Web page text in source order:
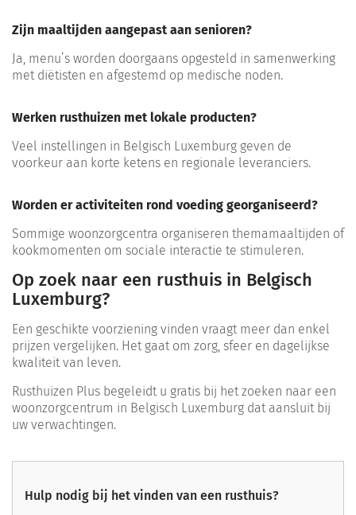
Zijn maaltijden aangepast aan senioren?
Ja, menu’s worden doorgaans opgesteld in samenwerking
met diëtisten en afgestemd op medische noden.
Werken rusthuizen met lokale producten?
Veel instellingen in Belgisch Luxemburg geven de
voorkeur aan korte ketens en regionale leveranciers.
Worden er activiteiten rond voeding georganiseerd?
Sommige woonzorgcentra organiseren themamaaltijden of
kookmomenten om sociale interactie te stimuleren.
Op zoek naar een rusthuis in Belgisch
Luxemburg?
Een geschikte voorziening vinden vraagt meer dan enkel
prijzen vergelijken. Het gaat om zorg, sfeer en dagelijkse
kwaliteit van leven.
Rusthuizen Plus begeleidt u gratis bij het zoeken naar een
woonzorgcentrum in Belgisch Luxemburg dat aansluit bij
uw verwachtingen.
Hulp nodig bij het vinden van een rusthuis?